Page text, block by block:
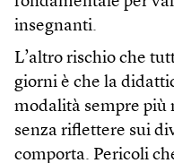
insegnanti.
L’altro rischio che
giorni è che la
modalità sempre più
senza riflettere sui
comporta. Pericoli